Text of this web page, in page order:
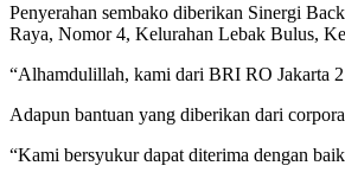
Penyerahan sembako diberikan Sinergi
Raya, Nomor 4, Kelurahan Lebak Bulus,
“Alhamdulillah, kami dari BRI RO Jakarta
Adapun bantuan yang diberikan dari
“Kami bersyukur dapat diterima dengan